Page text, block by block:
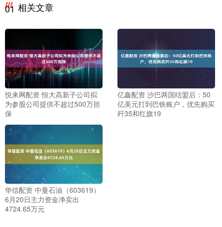
01 相关文章
悦来网配资 恒大高新子公司拟
为参股公司提供不超过500万担
保
亿鑫配资 沙巴两国结盟后：50
亿美元打到巴铁账户，优先购买
歼35和红旗19
华信配资 中曼石油（603619）
6月20日主力资金净卖出
4724.65万元